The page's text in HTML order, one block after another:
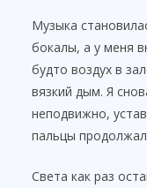
Музыка
бокалы, а у меня
будто воздух в
вязкий дым. Я
неподвижно,
пальцы
Света как раз